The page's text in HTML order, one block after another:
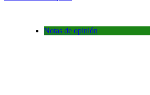
Notas de opinión